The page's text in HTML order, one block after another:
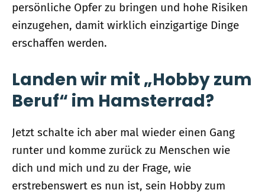
persönliche Opfer zu bringen und hohe Risiken
einzugehen, damit wirklich einzigartige Dinge
erschaffen werden.
Landen wir mit „Hobby zum
Beruf“ im Hamsterrad?
Jetzt schalte ich aber mal wieder einen Gang
runter und komme zurück zu Menschen wie
dich und mich und zu der Frage, wie
erstrebenswert es nun ist, sein Hobby zum